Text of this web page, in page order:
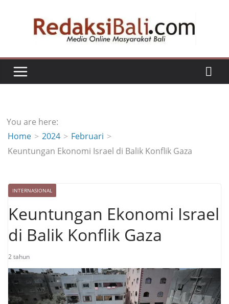
You are here:
Home
2024
Februari
Keuntungan Ekonomi Israel di Balik Konflik Gaza
INTERNASIONAL
Keuntungan Ekonomi Israel
di Balik Konflik Gaza
2 tahun